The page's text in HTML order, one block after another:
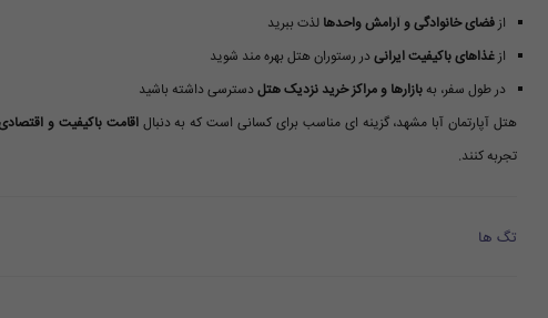
ازفضای خانوادگی و آرامش واحدها لذت ببرید
ازغذاهای باکیفیت ایرانیدر رستوران هتل بهره مند شوید
در طول سفر، به بازارها و مراکز خرید نزدیک هتلدسترسی داشته باشید
هتل آپارتمان آبا مشهد، گزینه ای مناسب برای کسانی است که به دنبالاقامت باکیفیت و
تجربه کنند.
تگ ها